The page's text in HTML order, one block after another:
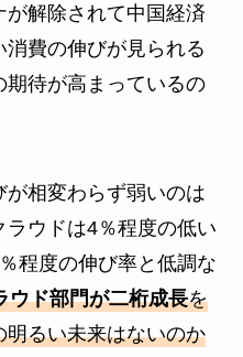
が解除されて中国経済
費の伸びが見られる
待が高まっているの
相変わらず弱いのは
ウドは4％程度の低い
程度の伸び率と低調な
ウド部門が二桁成長を
るい未来はないのか